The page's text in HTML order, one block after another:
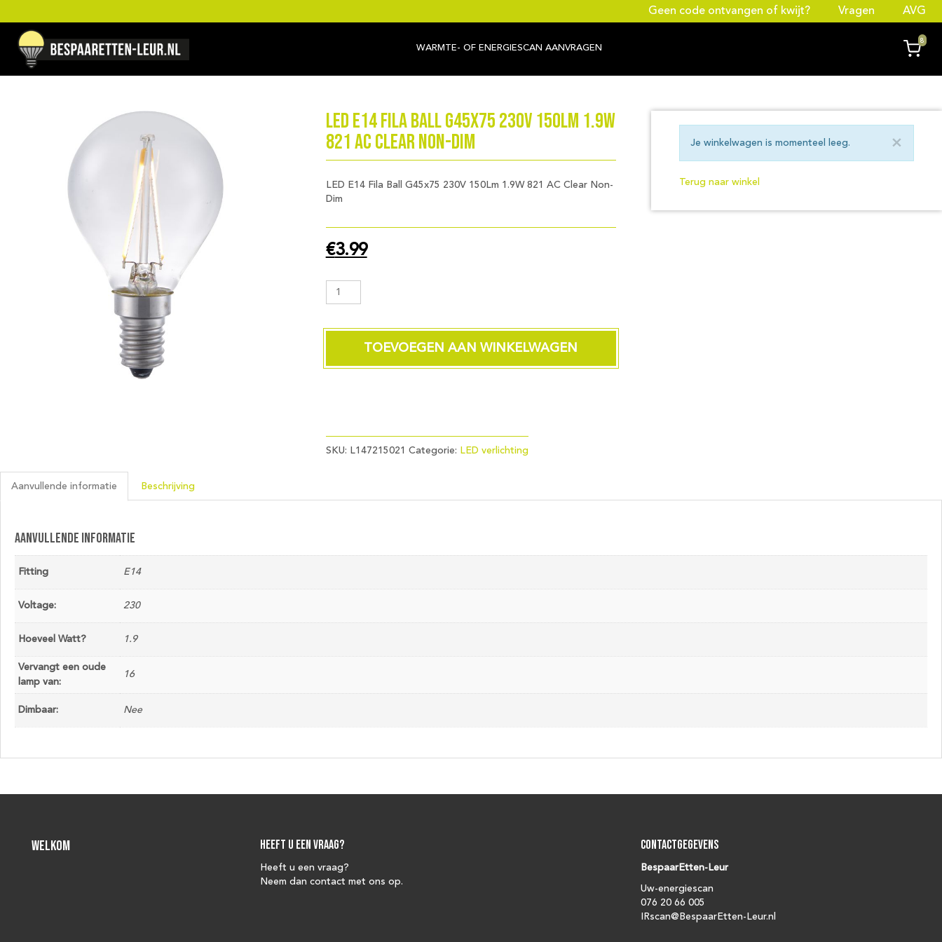
Geen code ontvangen of kwijt? Vragen AVG
WARMTE- OF ENERGIESCAN AANVRAGEN
8
LED E14 Fila Ball G45x75 230V 150Lm 1.9W
821 AC Clear Non-Dim
LED E14 Fila Ball G45x75 230V 150Lm 1.9W 821 AC Clear Non-
Dim
€3.99
LED
Ball
150Lm
Dim
TOEVOEGEN AAN WINKELWAGEN
SKU: L147215021 Categorie: LED verlichting
×
Je winkelwagen is momenteel leeg.
Terug naar winkel
Aanvullende informatie Beschrijving
Aanvullende informatie
Fitting E14
Voltage: 230
Hoeveel Watt? 1.9
Vervangt een oude
lamp van:
16
Dimbaar: Nee
Welkom Heeft u een vraag?
Heeft u een vraag?
Neem dan contact met ons op.
Contactgegevens
BespaarEtten-Leur
Uw-energiescan
076 20 66 005
IRscan@BespaarEtten-Leur.nl